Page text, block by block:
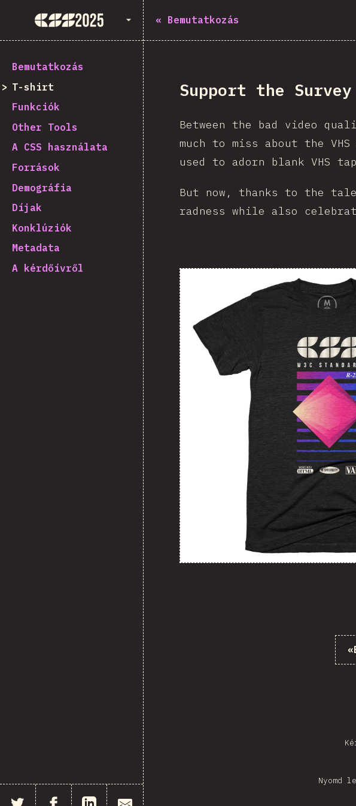
State of CSS 2025
Bemutatkozás
T-shirt
Funkciók
Other Tools
A CSS használata
Források
Demográfia
Díjak
Konklúziók
Metadata
A kérdőívről
« Bemutatkozás
Support the
Between the bad video
much to miss about the
used to adorn blank VHS
But now, thanks to the
radness while also
«
Nyomd